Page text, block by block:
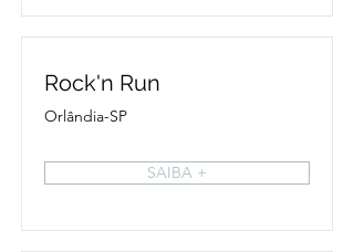
Rock'n Run
Orlândia-SP
SAIBA +